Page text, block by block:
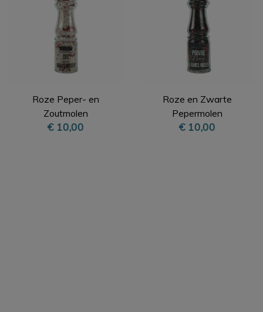
Roze Peper- en
Zoutmolen
€ 10,00
Roze en Zwarte
Pepermolen
€ 10,00